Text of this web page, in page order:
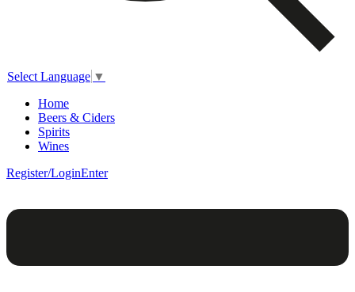
Select Language ▼
Home
Beers & Ciders
Spirits
Wines
Register/LoginEnter